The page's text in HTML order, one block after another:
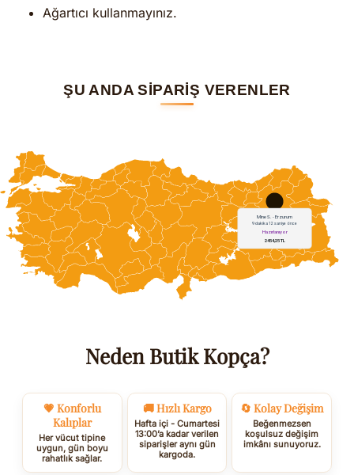
Ağartıcı kullanmayınız.
ŞU ANDA SİPARİŞ VERENLER
Neden Butik Kopça?
💗 Konforlu
Kalıplar
Her vücut tipine
uygun, gün boyu
rahatlık sağlar.
🚚 Hızlı Kargo
Hafta içi - Cumartesi
13:00’a kadar verilen
siparişler aynı gün
kargoda.
🔄 Kolay Değişim
Beğenmezsen
koşulsuz değişim
imkânı sunuyoruz.